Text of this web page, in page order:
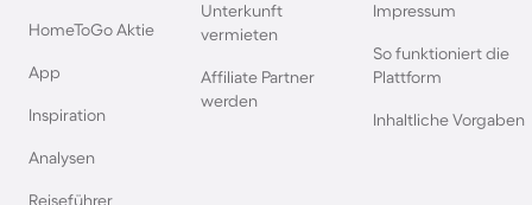
Ferienparks auf Bornholm Ferienparks in Garda
Ferienparks in der Eifel Ferienparks in
HomeToGo Aktie
App
Inspiration
Analysen
Reiseführer
Unterkunft
vermieten
Affiliate Partner
werden
Impressum
So funktioniert die
Plattform
Inhaltliche Vorgaben